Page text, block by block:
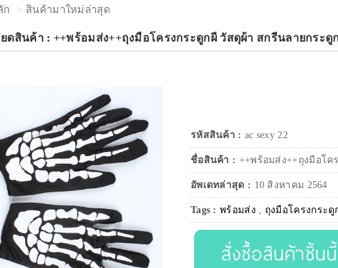
ก สินค้ามาใหม่ล่าสุด
ยดสินค้า : ++พร้อมส่ง++ถุงมือโครงกระดูกผี วัสดุผ้า สกรีนลายกระดูก
รหัสสินค้า : ac sexy 22
ชื่อสินค้า : ++พร้อมส่ง++ถุงมือโ
อัพเดทล่าสุด : 10 สิงหาคม 2564
Tags :พร้อมส่ง , ถุงมือโครงกระดู
สั่งซื้อสินค้าชิ้นนี้